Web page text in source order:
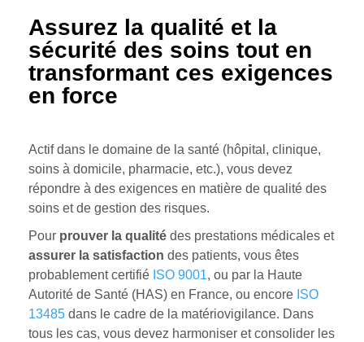
Assurez la qualité et la
sécurité des soins tout en
transformant ces exigences
en force
Actif dans le domaine de la santé (hôpital, clinique,
soins à domicile, pharmacie, etc.), vous devez
répondre à des exigences en matière de qualité des
soins et de gestion des risques.
Pour prouver la qualité des prestations médicales et
assurer la satisfaction des patients, vous êtes
probablement certifié ISO 9001, ou par la Haute
Autorité de Santé (HAS) en France, ou encore ISO
13485 dans le cadre de la matériovigilance. Dans
tous les cas, vous devez harmoniser et consolider les